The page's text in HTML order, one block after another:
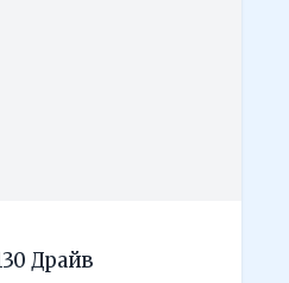
Драйв